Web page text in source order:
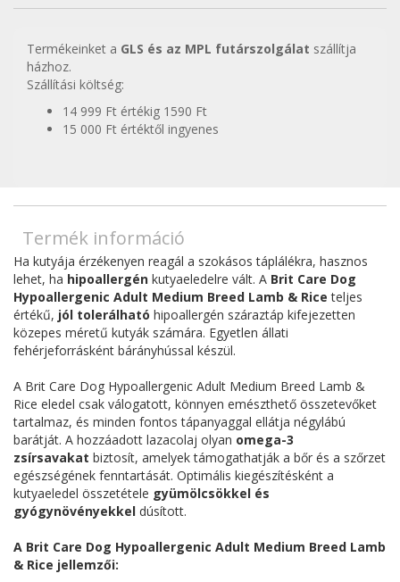
Termékeinket a GLS és az MPL futárszolgálat szállítja
házhoz.
Szállítási költség:
14 999 Ft értékig 1590 Ft
15 000 Ft értéktől ingyenes
Termék információ
Ha kutyája érzékenyen reagál a szokásos táplálékra, hasznos
lehet, ha hipoallergén kutyaeledelre vált. A Brit Care Dog
Hypoallergenic Adult Medium Breed Lamb & Rice teljes
értékű, jól tolerálható hipoallergén száraztáp kifejezetten
közepes méretű kutyák számára. Egyetlen állati
fehérjeforrásként bárányhússal készül.
A Brit Care Dog Hypoallergenic Adult Medium Breed Lamb &
Rice eledel csak válogatott, könnyen emészthető összetevőket
tartalmaz, és minden fontos tápanyaggal ellátja négylábú
barátját. A hozzáadott lazacolaj olyan omega-3
zsírsavakat biztosít, amelyek támogathatják a bőr és a szőrzet
egészségének fenntartását. Optimális kiegészítésként a
kutyaeledel összetétele gyümölcsökkel és
gyógynövényekkel dúsított.
A Brit Care Dog Hypoallergenic Adult Medium Breed Lamb
& Rice jellemzői: